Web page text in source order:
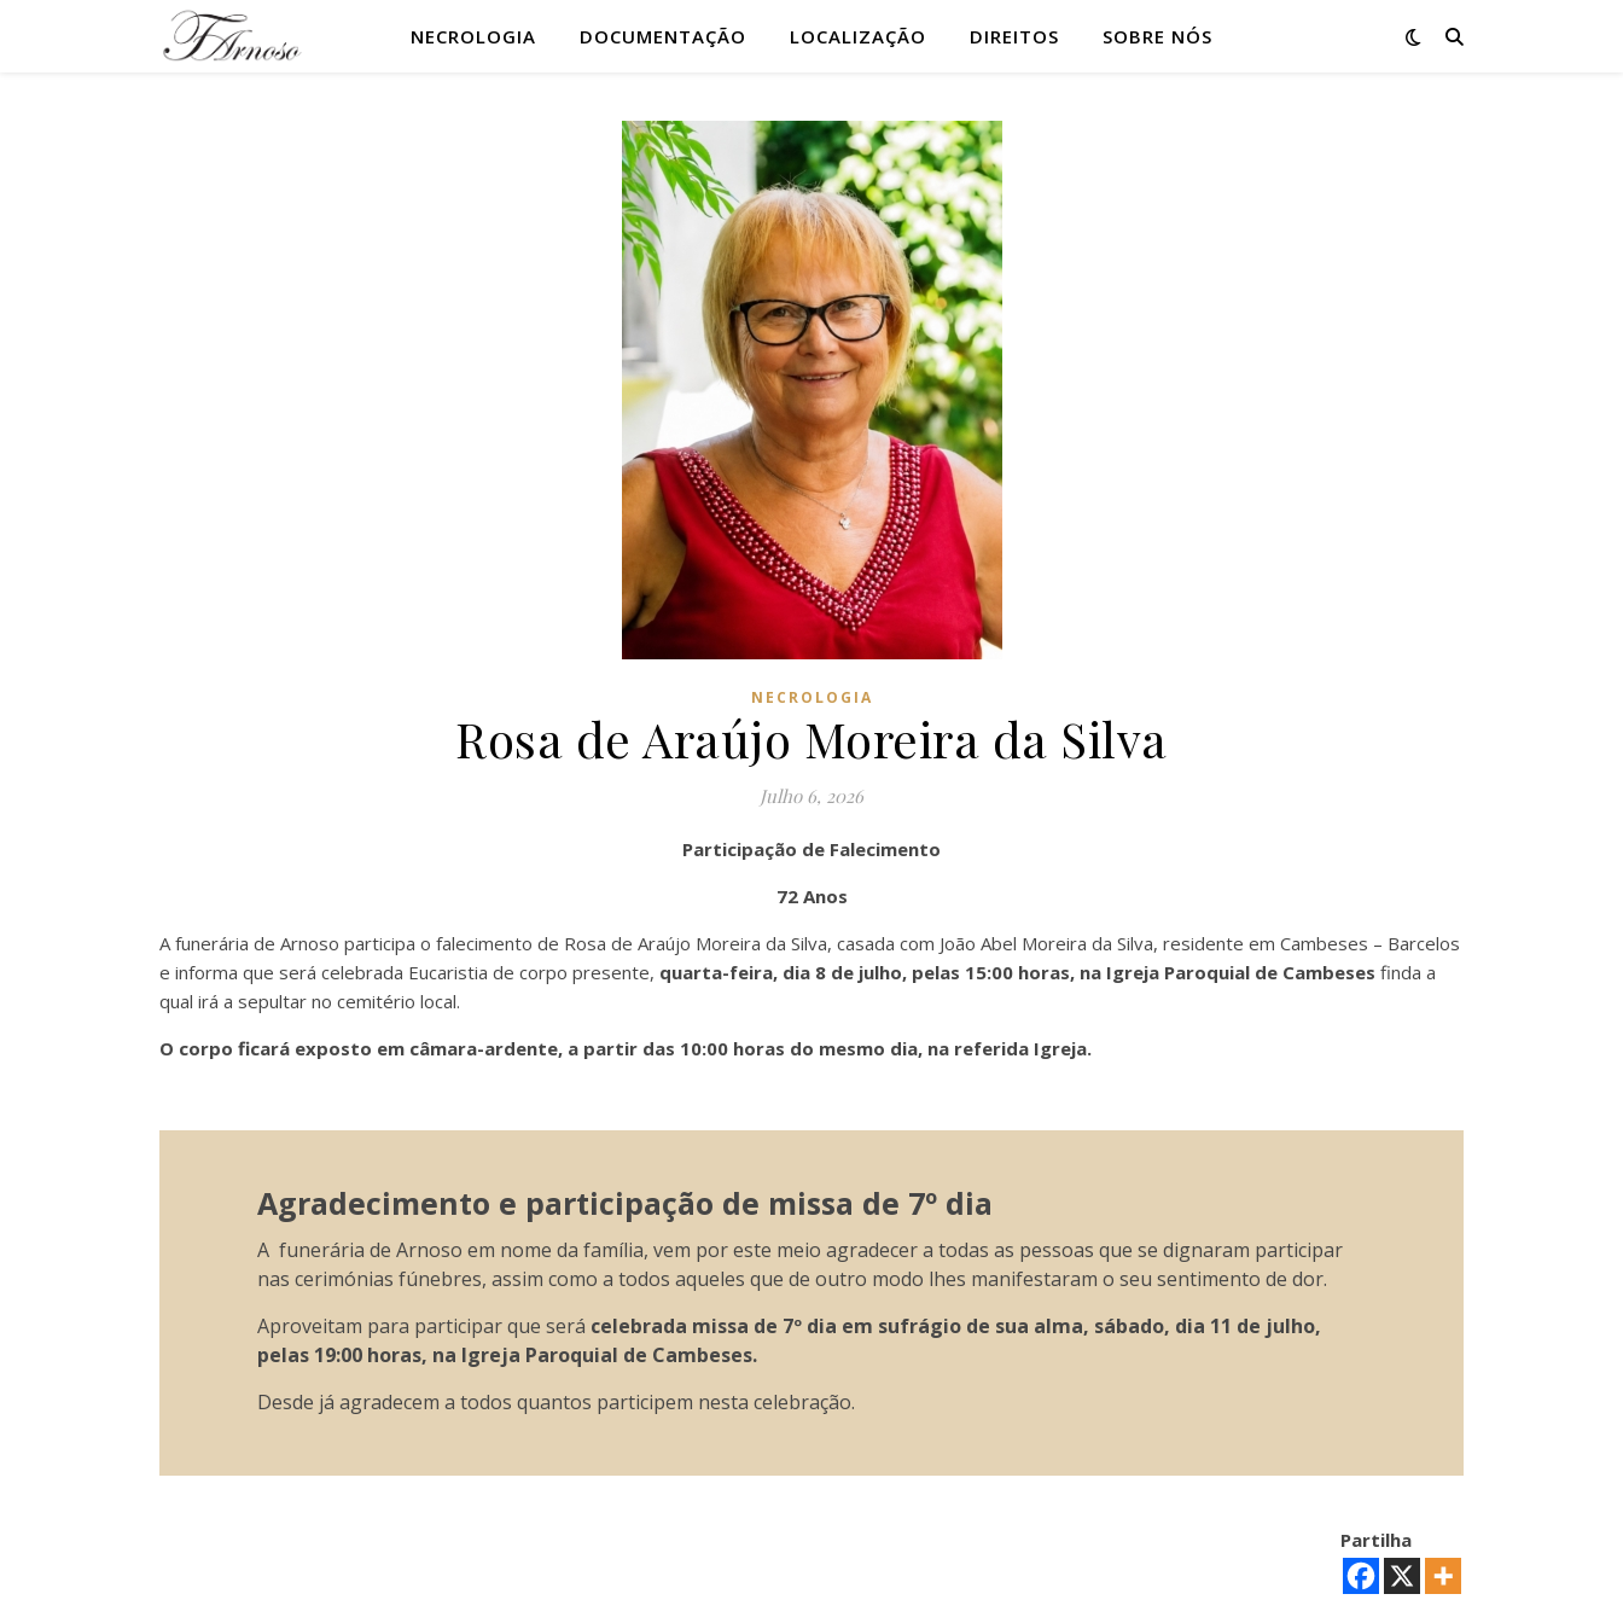
NECROLOGIA DOCUMENTAÇÃO LOCALIZAÇÃO DIREITOS SOBRE NÓS
NECROLOGIA
Rosa de Araújo Moreira da Silva
Julho 6, 2026
Participação de Falecimento
72 Anos
A funerária de Arnoso participa o falecimento de Rosa de Araújo Moreira da Silva, casada com João Abel Moreira da Silva, residente em Cambeses – Barcelos
e informa que será celebrada Eucaristia de corpo presente, quarta-feira, dia 8 de julho, pelas 15:00 horas, na Igreja Paroquial de Cambeses finda a
qual irá a sepultar no cemitério local.
O corpo ficará exposto em câmara-ardente, a partir das 10:00 horas do mesmo dia, na referida Igreja.
Agradecimento e participação de missa de 7º dia
A funerária de Arnoso em nome da família, vem por este meio agradecer a todas as pessoas que se dignaram participar
nas cerimónias fúnebres, assim como a todos aqueles que de outro modo lhes manifestaram o seu sentimento de dor.
Aproveitam para participar que será celebrada missa de 7º dia em sufrágio de sua alma, sábado, dia 11 de julho,
pelas 19:00 horas, na Igreja Paroquial de Cambeses.
Desde já agradecem a todos quantos participem nesta celebração.
Partilha